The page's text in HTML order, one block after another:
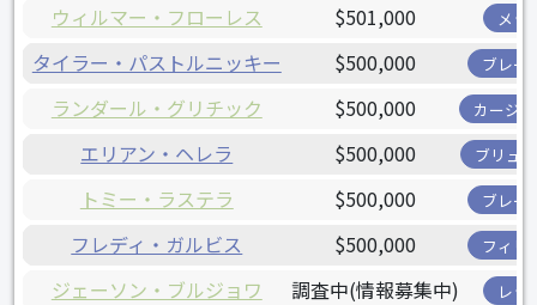
ウィルマー・フローレス $501,000 メッ
タイラー・パストルニッキー $500,000 ブレー
ランダール・グリチック $500,000 カージ
エリアン・ヘレラ $500,000 ブリュ
トミー・ラステラ $500,000 ブレー
フレディ・ガルビス $500,000 フィリ
ジェーソン・ブルジョワ 調査中(情報募集中) レッ